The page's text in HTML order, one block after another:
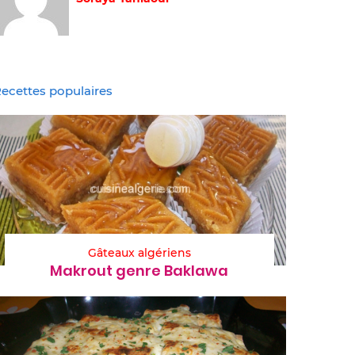
populaires
Gâteaux algériens
Makrout genre Baklawa